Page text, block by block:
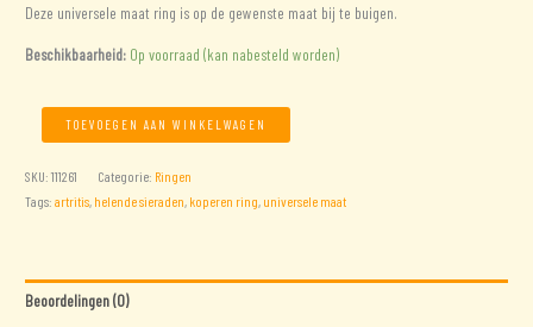
Deze universele maat ring is op de gewenste maat bij te buigen.
Beschikbaarheid: Op voorraad (kan nabesteld worden)
koperen
verstelbare
ring
aantal
TOEVOEGEN AAN WINKELWAGEN
SKU:111261 Categorie: Ringen
Tags:artritis, helende sieraden, koperen ring, universele maat
Beoordelingen (0)